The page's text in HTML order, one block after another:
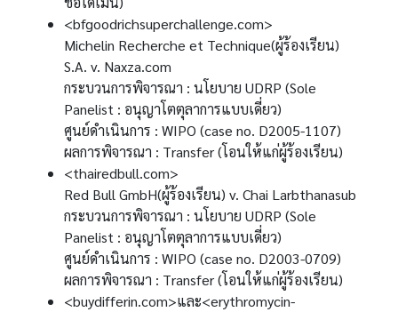
<bfgoodrichsuperchallenge.com>
Michelin Recherche et Technique(ผู้ร้องเรียน)
S.A. v. Naxza.com
กระบวนการพิจารณา : นโยบาย UDRP (Sole
Panelist : อนุญาโตตุลาการแบบเดี่ยว)
ศูนย์ดำเนินการ : WIPO (case no. D2005-1107)
ผลการพิจารณา : Transfer (โอนให้แก่ผู้ร้องเรียน)
<thairedbull.com>
Red Bull GmbH(ผู้ร้องเรียน) v. Chai Larbthanasub
กระบวนการพิจารณา : นโยบาย UDRP (Sole
Panelist : อนุญาโตตุลาการแบบเดี่ยว)
ศูนย์ดำเนินการ : WIPO (case no. D2003-0709)
ผลการพิจารณา : Transfer (โอนให้แก่ผู้ร้องเรียน)
<buydifferin.com>และ<erythromycin-